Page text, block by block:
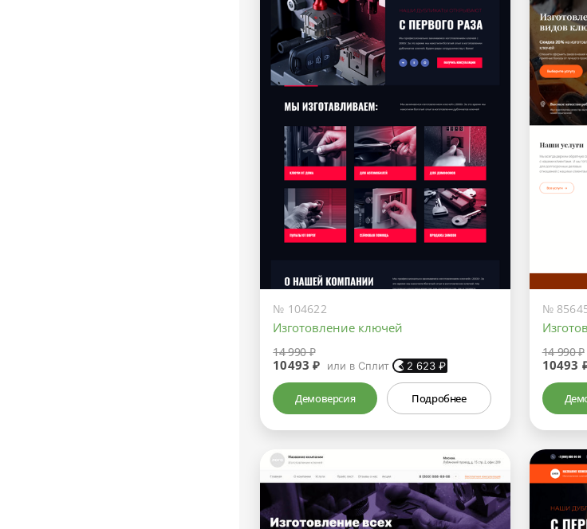
№ 104622
Изготовление ключей
14 990 ₽
10493 ₽ или в Сплит 2 623₽
Демоверсия Подробнее
№
14 990 ₽
10493